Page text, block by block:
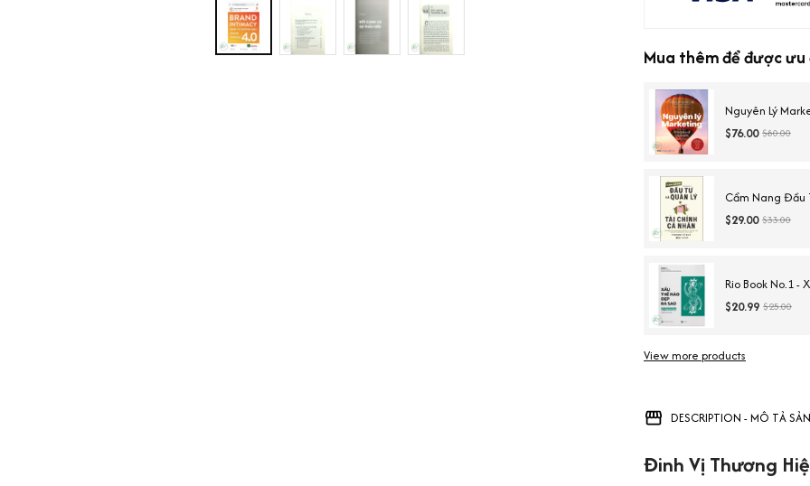
Mua thêm để được
Nguyên Lý
$76.00 $80.00
Cẩm Nang Đầu
$29.00 $33.00
Rio Book No.1 -
$20.99 $25.00
View more products
DESCRIPTION - MÔ TẢ
Đinh Vị Thương